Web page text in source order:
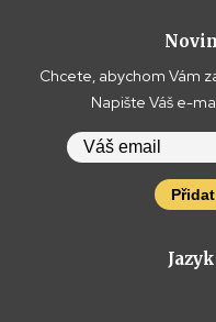
Chcete, abychom Vám
Napište Váš e-
Přidat